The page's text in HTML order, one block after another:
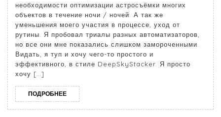
необходимости оптимизации астросъёмки многих
объектов в течение ночи / ночей. А так же
уменьшения моего участия в процессе, уход от
рутины. Я пробовал триалы разных автоматизаторов,
но все они мне показались слишком замороченными.
Видать, я туп и хочу чего-то простого и
эффективного, в стиле DeepSkyStacker. Я просто
хочу […]
ПОДРОБНЕЕ